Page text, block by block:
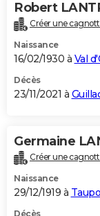
Robert
Créer une
Naissance
16/02/1930 à Val
Décès
23/11/2021 à
Germaine
Créer une
Naissance
29/12/1919 à
Décès